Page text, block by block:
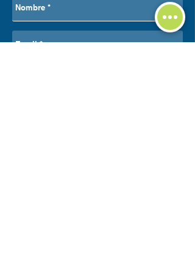
#AceroInoxidable #OilAndGas
#Mineria #Petroquimica